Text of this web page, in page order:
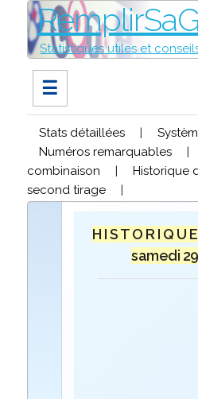
Statistiques utiles et
☰
Stats détaillées |
Numéros remarquables
|
combinaison
| Historique
second tirage
|
H I S T O R I Q U E
samedi